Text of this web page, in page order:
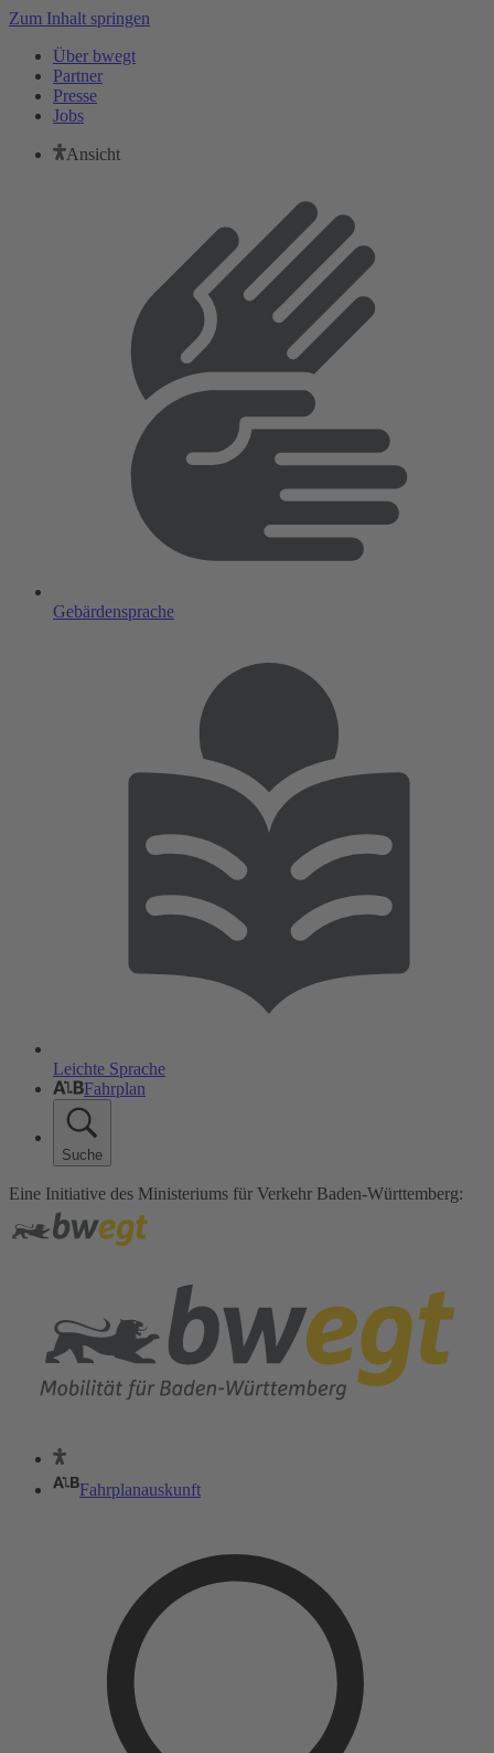
Zum Inhalt springen
Über bwegt
Partner
Presse
Jobs
Ansicht
Gebärdensprache
Leichte Sprache
Fahrplan
Suche
Eine Initiative des Ministeriums für Verkehr Baden-Württemberg:
Fahrplanauskunft